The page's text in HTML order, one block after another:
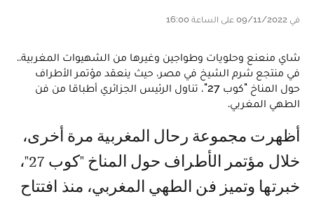
في 09/11/2022 على الساعة 16:00
شاي منعنع وحلويات وطواجين وغيرها من الشهيوات المغربية..
في منتجع شرم الشيخ في مصر، حيث ينعقد مؤتمر الأطراف
حول المناخ "كوب 27"، تناول الرئيس الجزائري أطباقا من فن
الطهي المغربي.
خلال مؤتمر الأطراف حول المناخ "كوب 27"،
خبرتها وتميز فن الطهي المغربي، منذ افتتاح